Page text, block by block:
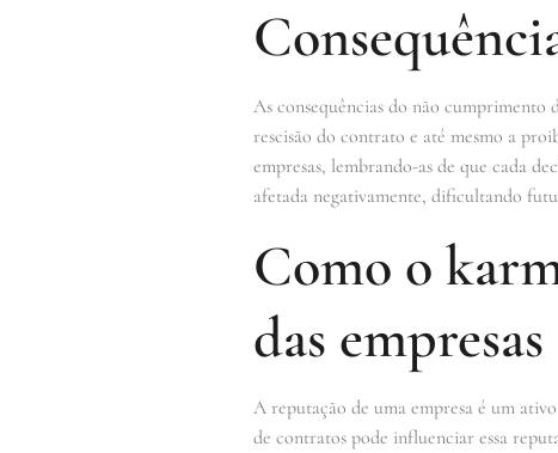
As consequências do não cumprimento
rescisão do contrato e até mesmo a
empresas, lembrando-as de que cada
afetada negativamente, dificultando
Como o
das empresas
A reputação de uma empresa é um
de contratos pode influenciar essa